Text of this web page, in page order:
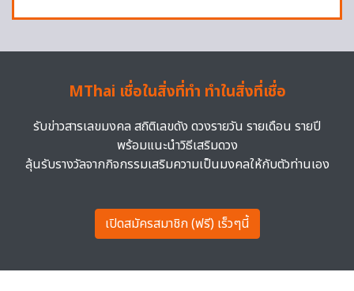
MThai เชื่อในสิ่งที่ทำ ทำในสิ่งที่เชื่อ
รับข่าวสารเลขมงคล สถิติเลขดัง ดวงรายวัน รายเดือน รายปี
พร้อมแนะนำวิธีเสริมดวง
ลุ้นรับรางวัลจากกิจกรรมเสริมความเป็นมงคลให้กับตัวท่านเอง
เปิดสมัครสมาชิก (ฟรี) เร็วๆนี้